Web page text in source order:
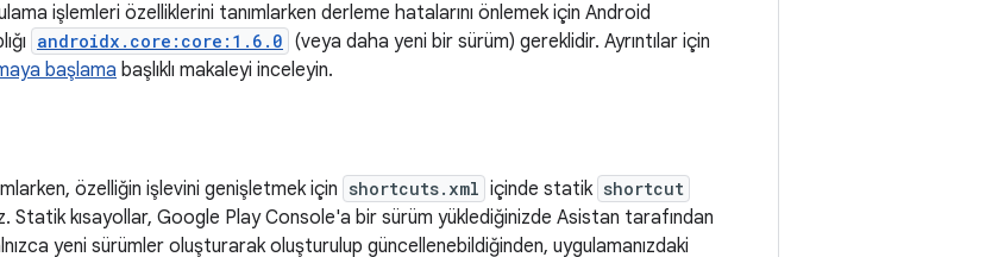
işlemleri özelliklerini tanımlarken derleme hatalarını önlemek için Android
androidx.core:core:1.6.0 (veya daha yeni bir sürüm) gereklidir. Ayrıntılar için
başlama başlıklı makaleyi inceleyin.
özelliğin işlevini genişletmek için shortcuts.xml içinde statik shortcut
Statik kısayollar, Google Play Console'a bir sürüm yüklediğinizde Asistan tarafından
yeni sürümler oluşturarak oluşturulup güncellenebildiğinden, uygulamanızdaki